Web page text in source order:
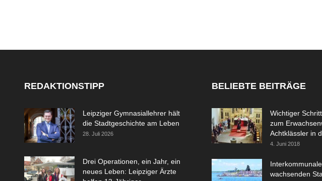
REDAKTIONSTIPP
Leipziger Gymnasiallehrer hält
die Stadtgeschichte am Leben
28. Juli 2026
Drei Operationen, ein Jahr, ein
neues Leben: Leipziger Ärzte
BELIEBTE BEITRÄGE
Wichtiger
zum
Achtklässler in
4. Juni 2018
wachsenden